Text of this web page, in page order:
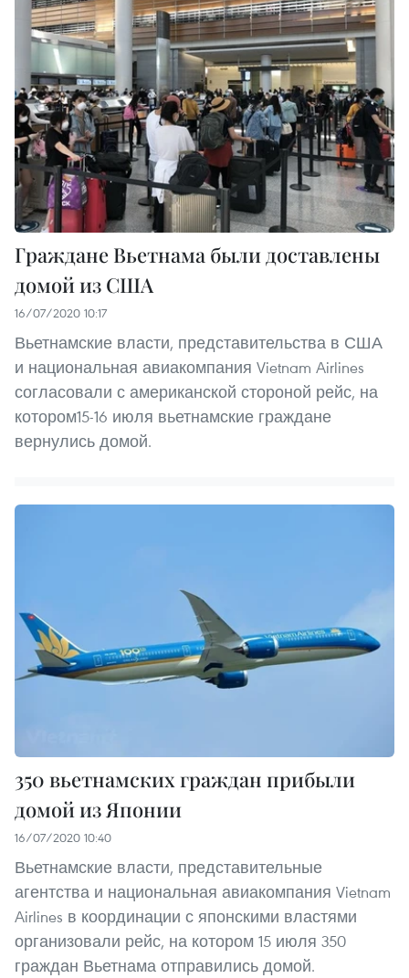
Граждане Вьетнама были доставлены
домой из США
16/07/2020 10:17
Вьетнамские власти, представительства в США
и национальная авиакомпания Vietnam Airlines
согласовали с американской стороной рейс, на
котором15-16 июля вьетнамские граждане
вернулись домой.
350 вьетнамских граждан прибыли
домой из Японии
16/07/2020 10:40
Вьетнамские власти, представительные
агентства и национальная авиакомпания Vietnam
Airlines в координации с японскими властями
организовали рейс, на котором 15 июля 350
граждан Вьетнама отправились домой.